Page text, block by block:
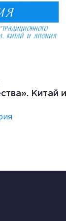
Китай и